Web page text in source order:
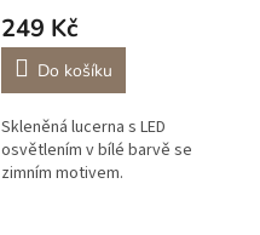
249 Kč
Do košíku
Skleněná lucerna s LED
osvětlením v bílé barvě se
zimním motivem.